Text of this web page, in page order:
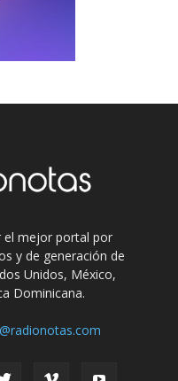
el mejor portal por
y de generación de
Unidos, México,
Dominicana.